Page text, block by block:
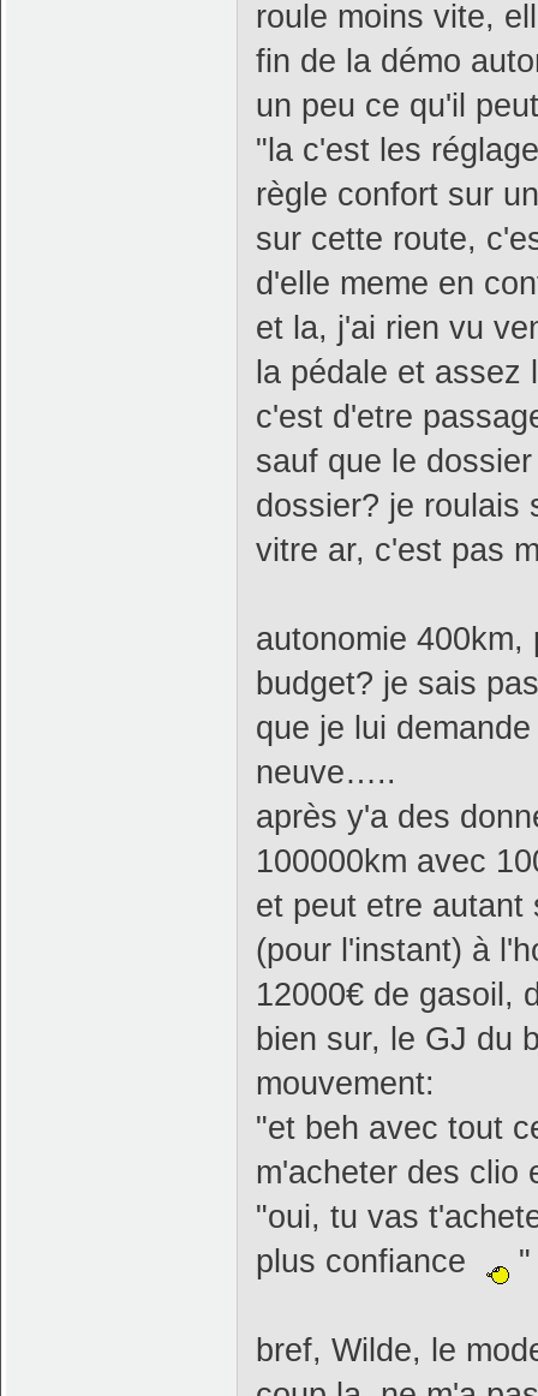
roule moins vite,
fin de la démo
un peu ce qu'il
"la c'est les
règle confort sur
sur cette route,
d'elle meme en
et la, j'ai rien vu
la pédale et
c'est d'etre
sauf que le
dossier? je roulais
vitre ar, c'est pas
autonomie
budget? je sais
que je lui
neuve…..
après y'a des
100000km avec
et peut etre autant
(pour l'instant) à
12000€ de gasoil,
bien sur, le GJ du
mouvement:
"et beh avec tout
m'acheter des clio
"oui, tu vas
plus confiance
"
bref, Wilde, le